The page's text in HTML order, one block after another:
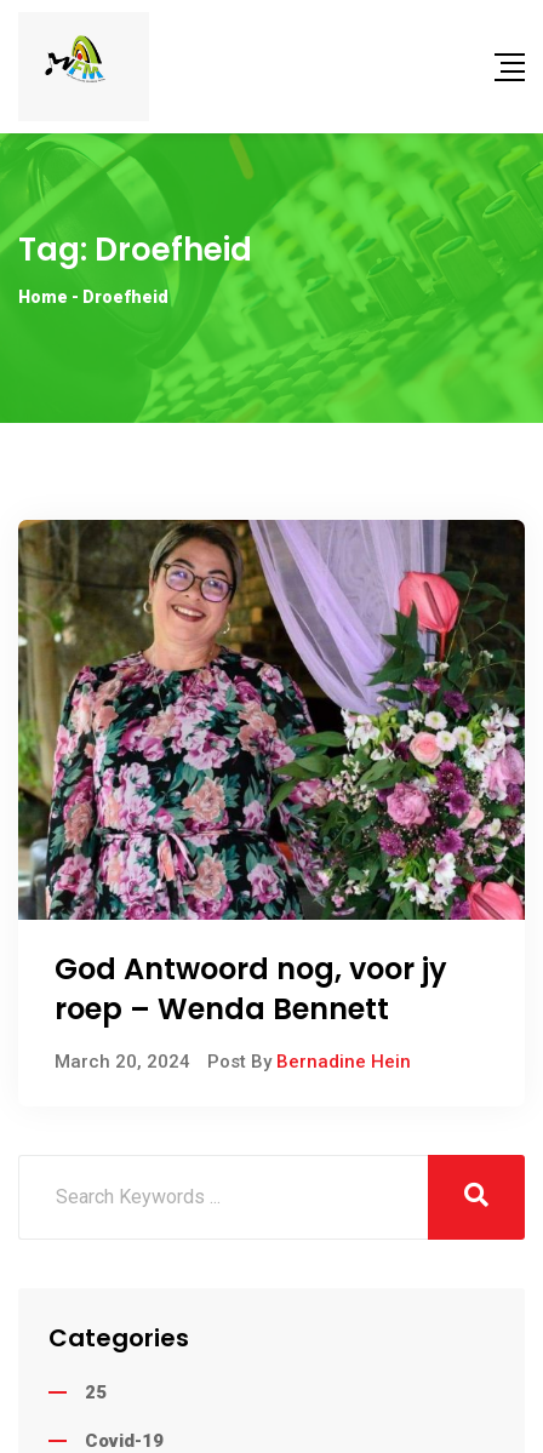
Tag: Droefheid
Home - Droefheid
God Antwoord nog, voor jy
roep – Wenda Bennett
March 20, 2024 Post By Bernadine Hein
Categories
25
Covid-19